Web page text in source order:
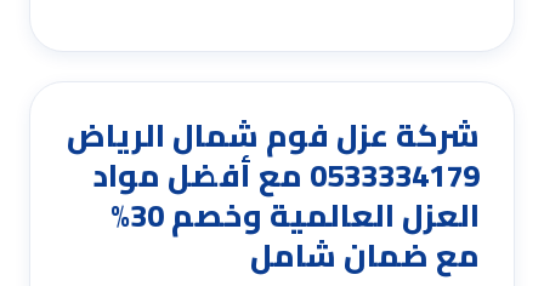
شركة عزل فوم شمال الرياض
0533334179 مع أفضل مواد
العزل العالمية وخصم 30%
مع ضمان شامل